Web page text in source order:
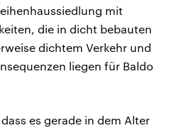
mit
die in dicht bebauten
dichtem Verkehr und
liegen für Baldo
es gerade in dem Alter